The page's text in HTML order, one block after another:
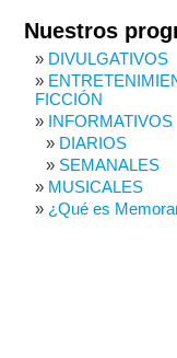
Nuestros
DIVULGATIVOS
FICCIÓN
INFORMATIVOS
DIARIOS
SEMANALES
MUSICALES
¿Qué es